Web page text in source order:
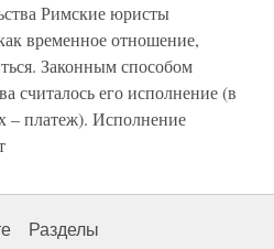
Римские юристы
временное отношение,
Законным способом
считалось его исполнение (в
– платеж). Исполнение
Разделы